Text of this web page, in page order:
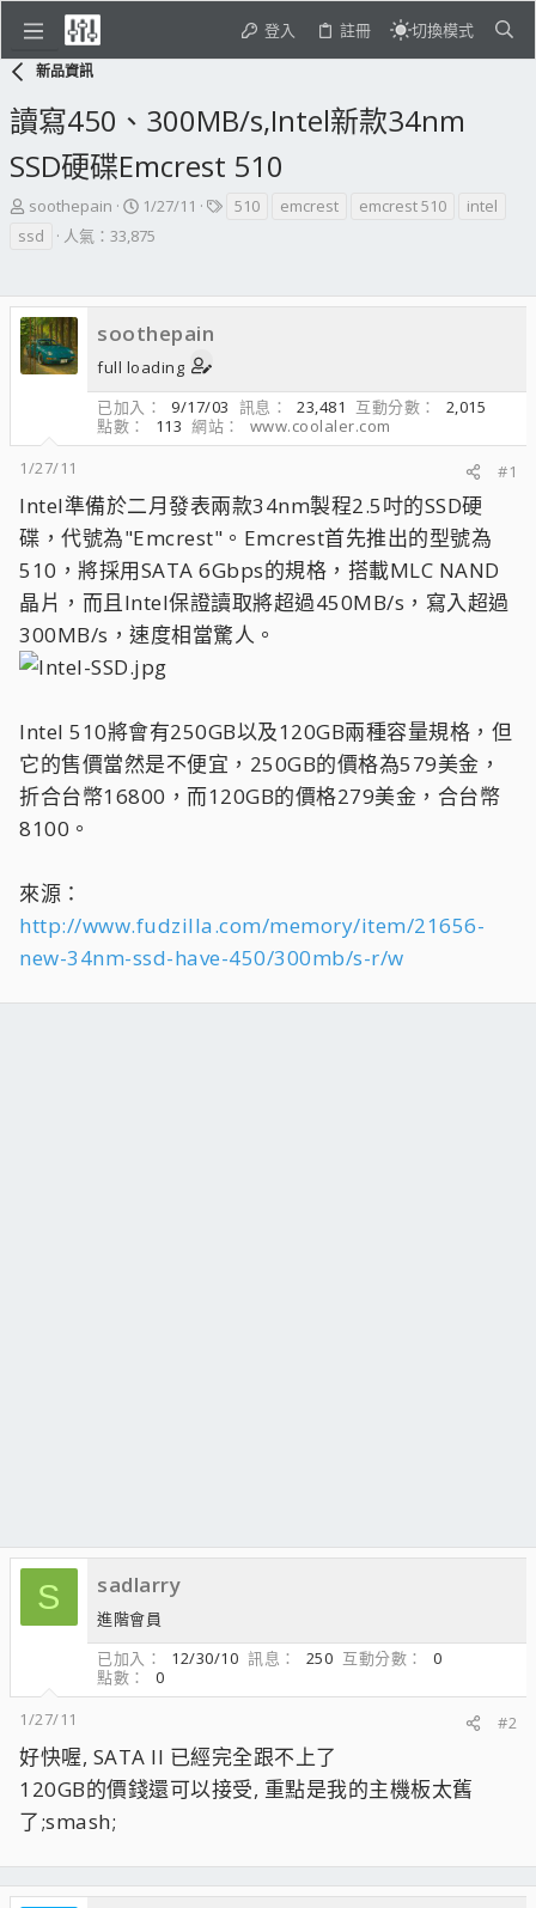
登入 註冊 切換模式
新品資訊
讀寫450、300MB/s,Intel新款34nm
SSD硬碟Emcrest 510
主
題
人
soothepain
開
始
1/27/11
標
510 emcrest emcrest 510
intel
ssd
人氣：33,875
soothepain
full loading
已加入
9/17/03 訊息 23,481 互動分數
2,015
點數
113 網站
www.coolaler.com
1/27/11
#1
Intel準備於二月發表兩款34nm製程2.5吋的SSD硬
碟，代號為"Emcrest"。Emcrest首先推出的型號為
510，將採用SATA 6Gbps的規格，搭載MLC NAND
晶片，而且Intel保證讀取將超過450MB/s，寫入超過
300MB/s，速度相當驚人。
Intel 510將會有250GB以及120GB兩種容量規格，但
它的售價當然是不便宜，250GB的價格為579美金，
折合台幣16800，而120GB的價格279美金，合台幣
8100。
來源：
http://www.fudzilla.com/memory/item/21656-
new-34nm-ssd-have-450/300mb/s-r/w
S sadlarry
進階會員
已加入
12/30/10 訊息 250 互動分數
0
點數
0
1/27/11
#2
好快喔, SATA II 已經完全跟不上了
120GB的價錢還可以接受, 重點是我的主機板太舊
了;smash;